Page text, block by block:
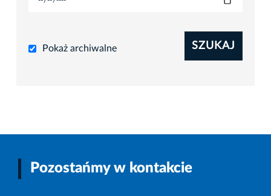
Pokaż archiwalne SZUKAJ
Pozostańmy w kontakcie